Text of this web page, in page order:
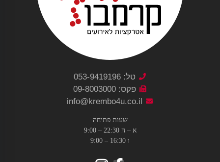
טל: 053-9419196
פקס: 09-8003000
info@krembo4u.co.il
שעות פתיחה
א – ה 22:30 – 9:00
ו 16:30 – 9:00